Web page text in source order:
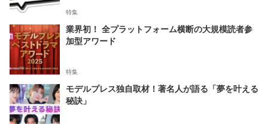
特集
業界初！ 全プラットフォーム横断の大規模読者参
加型アワード
特集
モデルプレス独自取材！著名人が語る「夢を叶える
秘訣」